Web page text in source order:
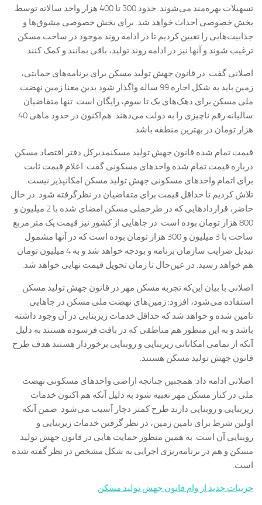
تسهیلات بهره‌مند می‌شوند. حدود 300 تا 400 هزار واحد سالانه توسط
بخش خصوصی احداث خواهد شد. برای بخش خصوصی مشوق‌ها و
جذابیت‌هایی را تعیین کردیم تا در ادامه روند موجود در ساخت مسکن
ترغیب شوند و آنها نیز در ادامه روند تولید، باقی بمانند و کمک کنند.
اصلانی گفت: در قانون جهش تولید مسکن برای برنامه‌های حمایتی،
زمین باید به شکل اجاره 99 ساله واگذار شود بدین معنا زمین نهضت
ملی مسکن برای دهک‌های یک تا سوم، رایگان است. تنها متقاضیان
سالیانه رقم ناچیزی را به دولت می‌دهند. هم‌اکنون در حدود ماهی 40
هزار تومان در بهترین منطقه باشد.
قیمت تمام شده قانون جهش تولید مسکنمدیرکل دفتر اقتصاد مسکن
درباره قیمت تمام شده واحدهای مسکونی گفت: اعلام قیمت ثابت
برای اتمام واحدهای مسکونی جهش تولید مسکن امکانپذیر نیست.
تلاش کردیم تا حداقل قیمت برای متقاضیان در نظرگرفته شود. در حال
حاضر، قراردادهایی که در طرحملی مسکن امضای شده با 2 میلیون و
800 هزار تومان بوده است. در جاهایی از کشور نیز قیمت یک متر مربع
ساخت با 3 میلیون و 300 هزار تومان بوده است که در آنها مشمول
تبدیل ضرایب سازمان برنامه و بودجه خواهد شد و به 4 میلیون تومان
هم خواهد رسید. در عین‌حال تا زمان تحویل قیمت نهایی خواهد شد.
اصلانی با بیان این‌که تجربه مسکن مهر در قانون جهش تولید مسکن
استفاده می‌شود، افزود: زمین‌های نهضت ملی مسکن در جاهایی
تامین شده و خواهد شد که حداقل خدمات زیربنایی در آن وجود داشته
باشد و به این منظور هم مناطقی که در بافت فرسوده هستند به دلیل
آنکه از تمامی امکاناتی زیربنایی و روبنایی برخوردار هستند هدف طرح
قانون جهش تولید مسکن هستند.
اصلانی ادامه داد: همچنین چنانجه اراضی واحدهای مسکونی نهضت
ملی در کنار مسکن مهر تعبیه شود به دلیل آنکه هم اکنون خدمات
زیربنایی و روبنایی دارند طرح کمتر دچار آسیب می‌شود. ضمن آنکه
اولین شرط برای تامین زمین، در نظر گرفتن خدمات زیربنایی و
روبنایی آن است. به همین منظور حمایت هایی در قانون جهش تولید
مسکن و هم در برنامه‌ریزی اجرایی به شکل مشخص در نظر گفته شده
است.
جزيیات جدید از وام قانون جهش تولید مسکن